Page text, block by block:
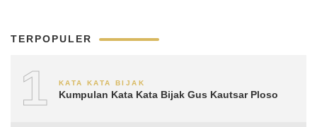
TERPOPULER
1 KATA KATA BIJAK
Kumpulan Kata Kata Bijak Gus Kautsar Ploso